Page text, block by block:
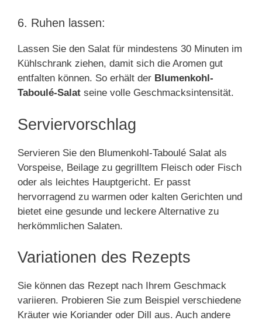
6. Ruhen lassen:
Lassen Sie den Salat für mindestens 30 Minuten im
Kühlschrank ziehen, damit sich die Aromen gut
entfalten können. So erhält der Blumenkohl-
Taboulé-Salat seine volle Geschmacksintensität.
Serviervorschlag
Servieren Sie den Blumenkohl-Taboulé Salat als
Vorspeise, Beilage zu gegrilltem Fleisch oder Fisch
oder als leichtes Hauptgericht. Er passt
hervorragend zu warmen oder kalten Gerichten und
bietet eine gesunde und leckere Alternative zu
herkömmlichen Salaten.
Variationen des Rezepts
Sie können das Rezept nach Ihrem Geschmack
variieren. Probieren Sie zum Beispiel verschiedene
Kräuter wie Koriander oder Dill aus. Auch andere